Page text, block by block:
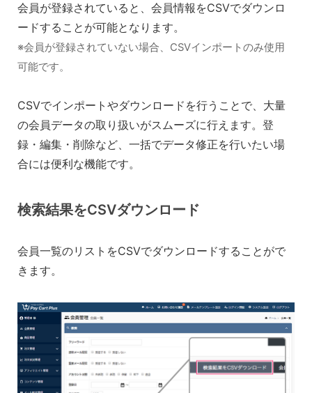
会員が登録されていると、会員情報をCSVでダウンロ
ードすることが可能となります。
※会員が登録されていない場合、CSVインポートのみ使用
可能です。
CSVでインポートやダウンロードを行うことで、大量
の会員データの取り扱いがスムーズに行えます。登
録・編集・削除など、一括でデータ修正を行いたい場
合には便利な機能です。
検索結果をCSVダウンロード
会員一覧のリストをCSVでダウンロードすることがで
きます。